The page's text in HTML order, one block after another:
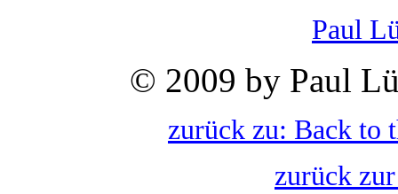
Paul
© 2009 by Paul
zurück zu: Back to
zurück